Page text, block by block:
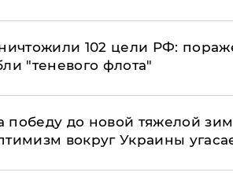
102 цели РФ:
"теневого флота"
победу до новой тяжелой
вокруг Украины